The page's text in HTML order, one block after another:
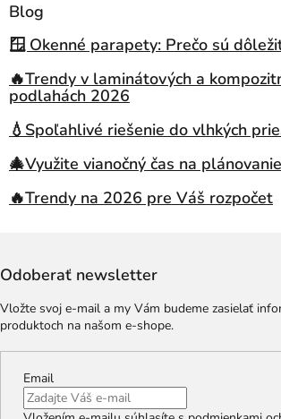
Blog
🪟 Okenné parapety: Prečo sú
🔥Trendy v laminátových a
podlahách 2026
💧Spoľahlivé riešenie do vlhkých
🎄Využite vianočný čas na
🔥Trendy na 2026 pre Váš rozpočet
Odoberať newsletter
Vložte svoj e-mail a my Vám budeme zasielať
produktoch na našom e-shope.
Email